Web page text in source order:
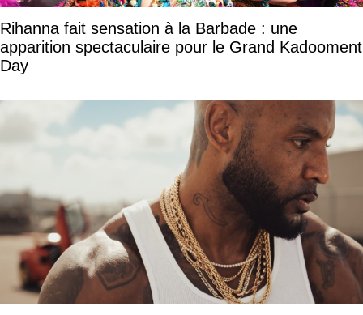
Rihanna fait sensation à la Barbade : une
apparition spectaculaire pour le Grand Kadooment
Day